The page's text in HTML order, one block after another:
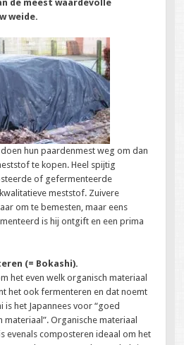
de meest waardevolle
weide.
hun paardenmest weg om dan
te kopen. Heel spijtig
of gefermenteerde
meststof. Zuivere
om te bemesten, maar eens
is hij ontgift en een prima
(= Bokashi).
het even welk organisch materiaal
het ook fermenteren en dat noemt
is het Japannees voor “goed
Organische materiaal
evenals composteren ideaal om het